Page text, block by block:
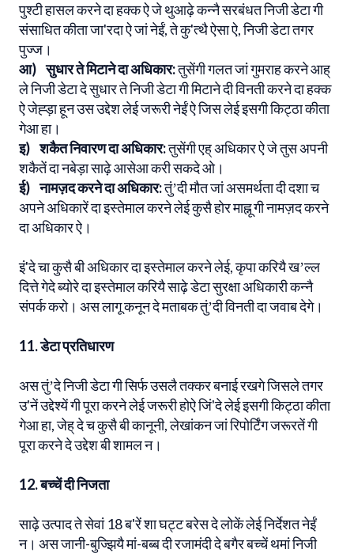
पुश्टी हासल करने दा हक्क ऐ जे थुआढ़े कन्नै सरबंधत निजी डेटा गी
संसाधित कीता जा'रदा ऐ जां नेईं, ते कु'त्थै ऐसा ऐ, निजी डेटा तगर
पुज्ज।
आ) सुधार ते मिटाने दा अधिकार:तुसेंगी गलत जां गुमराह करने आह्
ले निजी डेटा दे सुधार ते निजी डेटा गी मिटाने दी विनती करने दा हक्क
ऐ जेह्ड़ा हून उस उद्देश लेई जरूरी नेईं ऐ जिस लेई इसगी किट्ठा कीता
गेआ हा।
इ) शकैत निवारण दा अधिकार:तुसेंगी एह् अधिकार ऐ जे तुस अपनी
शकैतें दा नबेड़ा साढ़े आसेआ करी सकदे ओ।
ई) नामज़द करने दा अधिकार:तुंʼदी मौत जां असमर्थता दी दशा च
अपने अधिकारें दा इस्तेमाल करने लेई कुसै होर माह्नू गी नामज़द करने
दा अधिकार ऐ।
इं'दे चा कुसै बी अधिकार दा इस्तेमाल करने लेई, कृपा करियै खʼल्ल
दित्ते गेदे ब्योरे दा इस्तेमाल करियै साढ़े डेटा सुरक्षा अधिकारी कन्नै
संपर्क करो। अस लागू कनून दे मताबक तुंʼदी विनती दा जवाब देगे।
11. डेटा प्रतिधारण
अस तुंʼदे निजी डेटा गी सिर्फ उसलै तक्कर बनाई रखगे जिसले तगर
उ'नें उद्देश्यें गी पूरा करने लेई जरूरी होऐ जिं'दे लेई इसगी किट्ठा कीता
गेआ हा, जेह् दे च कुसै बी कानूनी, लेखांकन जां रिपोर्टिंग जरूरतें गी
पूरा करने दे उद्देश बी शामल न।
12. बच्चें दी निजता
साढ़े उत्पाद ते सेवां 18 ब'रें शा घट्ट बरेस दे लोकें लेई निर्देशत नेईं
न। अस जानी-बुज्झियै मां-बब्ब दी रजामंदी दे बगैर बच्चें थमां निजी